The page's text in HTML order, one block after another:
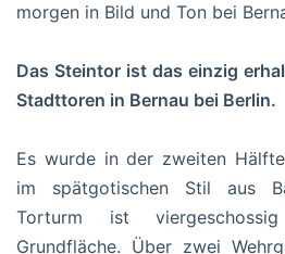
morgen in Bild und Ton bei
Das Steintor ist das einzig
Stadttoren in Bernau bei Berlin.
Es wurde in der zweiten
im spätgotischen Stil aus
Torturm ist
Grundfläche. Über zwei